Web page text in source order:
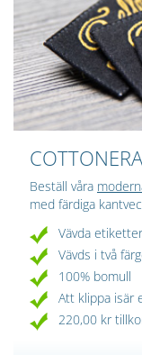
Beställ våra
med färdiga
Vävda
Vävds i två
100% bomull
Att klippa isär
220,00 kr